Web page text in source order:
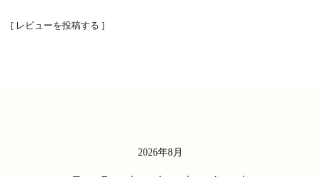
[ レビューを投稿する ]
2026年8月